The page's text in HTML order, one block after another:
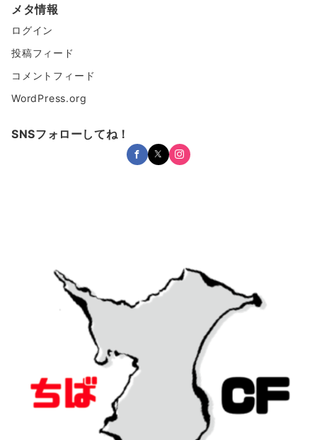
メタ情報
ログイン
投稿フィード
コメントフィード
WordPress.org
SNSフォローしてね！